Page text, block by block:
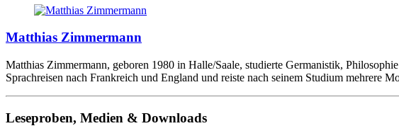
Matthias Zimmermann
Matthias Zimmermann, geboren 1980 in Halle/Saale, studierte Germanistik,
Sprachreisen nach Frankreich und England und reiste nach seinem Studium mehrere
Leseproben, Medien & Downloads